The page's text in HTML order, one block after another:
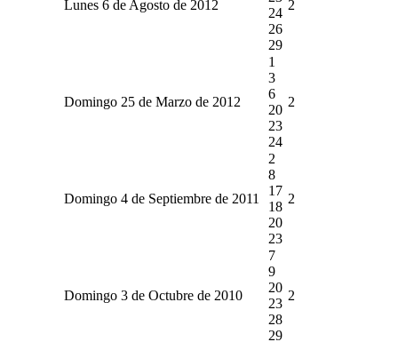
Lunes 6 de Agosto de 2012
24
26
29
2
Domingo 25 de Marzo de 2012
1
3
6
20
23
24
2
Domingo 4 de Septiembre de 2011
2
8
17
18
20
23
2
Domingo 3 de Octubre de 2010
7
9
20
23
28
29
2